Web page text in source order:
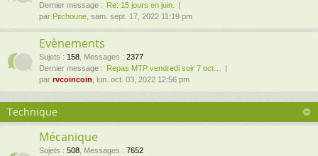
Dernier message :
Re: 15 jours en juin.
par Pitchoune , sam. sept. 17, 2022 11:19 pm
Evènements
Sujets : 158 Messages : 2377
Dernier message :
Repas MTP vendredi soir 7 oct…
par rvcoincoin , lun. oct. 03, 2022 12:56 pm
Technique
Mécanique
Sujets : 508 Messages : 7652